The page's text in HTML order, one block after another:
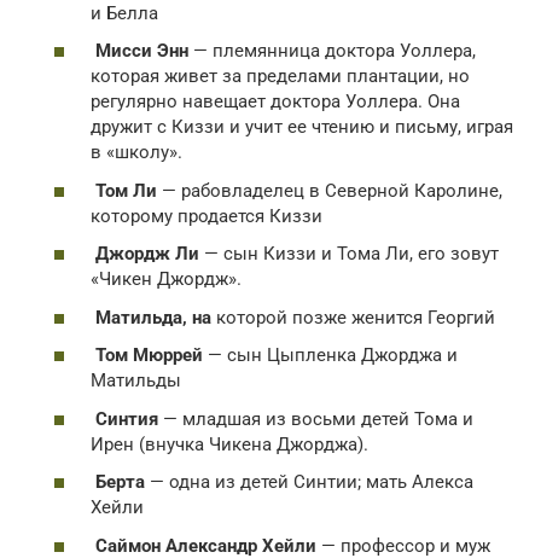
и Белла
Мисси Энн — племянница доктора Уоллера,
которая живет за пределами плантации, но
регулярно навещает доктора Уоллера. Она
дружит с Киззи и учит ее чтению и письму, играя
в «школу».
Том Ли — рабовладелец в Северной Каролине,
которому продается Киззи
Джордж Ли — сын Киззи и Тома Ли, его зовут
«Чикен Джордж».
Матильда, на которой позже женится Георгий
Том Мюррей — сын Цыпленка Джорджа и
Матильды
Синтия — младшая из восьми детей Тома и
Ирен (внучка Чикена Джорджа).
Берта — одна из детей Синтии; мать Алекса
Хейли
Саймон Александр Хейли — профессор и муж